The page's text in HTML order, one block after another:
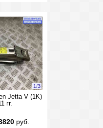
1/3
Jetta V (1K)
гг.
руб.